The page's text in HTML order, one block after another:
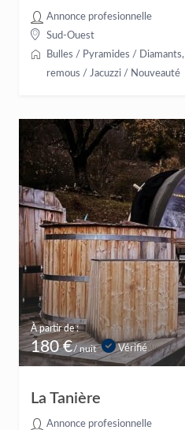
Annonce profesionnelle
Sud-Ouest
Bulles / Pyramides / Diamants,
remous / Jacuzzi / Nouveauté
À partir de :
180 €/ nuit Vérifié
La Tanière
Annonce profesionnelle